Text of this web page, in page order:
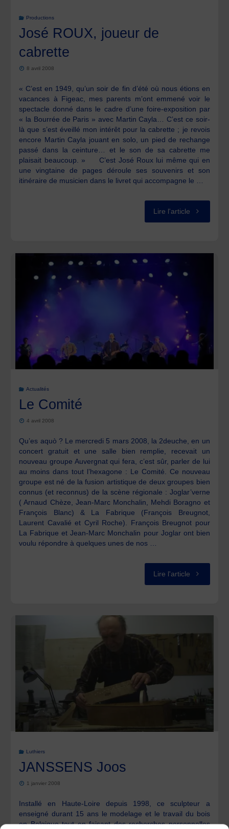
Productions
José ROUX, joueur de
cabrette
8 avril 2008
« C’est en 1949, qu’un soir de fin d’été où nous étions en
vacances à Figeac, mes parents m’ont emmené voir le
spectacle donné dans le cadre d’une foire-exposition par
« la Bourrée de Paris » avec Martin Cayla… C’est ce soir-
là que s’est éveillé mon intérêt pour la cabrette ; je revois
encore Martin Cayla jouant en solo, un pied de rechange
passé dans la ceinture… et le son de sa cabrette me
plaisait beaucoup. » C’est José Roux lui même qui en
une vingtaine de pages déroule ses souvenirs et son
itinéraire de musicien dans le livret qui accompagne le …
Lire l'article"José
joueur
Actualités
Le Comité
4 avril 2008
Qu’es aquò ? Le mercredi 5 mars 2008, la 2deuche, en un
concert gratuit et une salle bien remplie, recevait un
nouveau groupe Auvergnat qui fera, c’est sûr, parler de lui
au moins dans tout l’hexagone : Le Comité. Ce nouveau
groupe est né de la fusion artistique de deux groupes bien
connus (et reconnus) de la scène régionale : Joglar’verne
( Arnaud Chèze, Jean-Marc Monchalin, Mehdi Boragno et
François Blanc) & La Fabrique (François Breugnot,
Laurent Cavalié et Cyril Roche). François Breugnot pour
La Fabrique et Jean-Marc Monchalin pour Joglar ont bien
voulu répondre à quelques unes de nos …
Lire l'article"Le
Luthiers
JANSSENS Joos
1 janvier 2008
Installé en Haute-Loire depuis 1998, ce sculpteur a
enseigné durant 15 ans le modelage et le travail du bois
en Belgique tout en faisant des recherches personnelles